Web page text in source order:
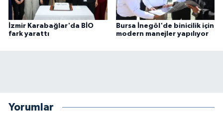
İzmir Karabağlar'da BİO
fark yarattı
Bursa İnegöl'de binicilik için
modern manejler yapılıyor
Yorumlar